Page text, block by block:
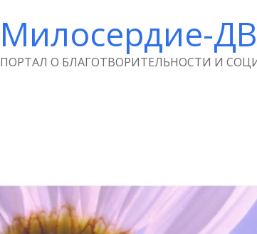
Милосердие-ДВ
ПОРТАЛ О БЛАГОТВОРИТЕЛЬНОСТИ И